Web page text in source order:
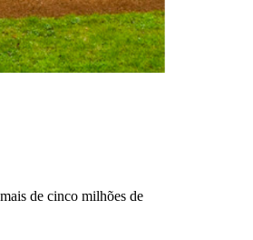
de cinco milhões de